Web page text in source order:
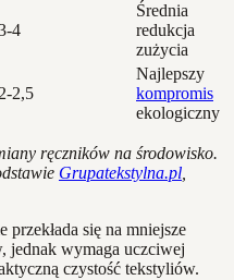
4
Średnia
redukcja
zużycia
2,5
Najlepszy
kompromis
ekologiczny
ręczników na środowisko.
Grupatekstylna.pl,
się na mniejsze
jednak wymaga uczciwej
czystość tekstyliów.